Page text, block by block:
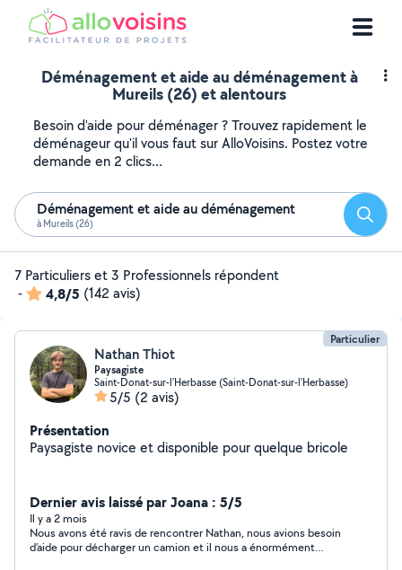
Déménagement et aide au déménagement à
Mureils (26) et alentours
Besoin d'aide pour déménager ? Trouvez rapidement le
déménageur qu'il vous faut sur AlloVoisins. Postez votre
demande en 2 clics...
Déménagement et aide au déménagement
à Mureils (26)
7 Particuliers et 3 Professionnels répondent
-
4,8/5 (142 avis)
Particulier
Nathan Thiot
Paysagiste
Saint-Donat-sur-l'Herbasse (Saint-Donat-sur-l'Herbasse)
5/5 (2 avis)
Présentation
Paysagiste novice et disponible pour quelque bricole
Dernier avis laissé par Joana : 5/5
Il y a 2 mois
Nous avons été ravis de rencontrer Nathan, nous avions besoin
d’aide pour décharger un camion et il nous a énormément